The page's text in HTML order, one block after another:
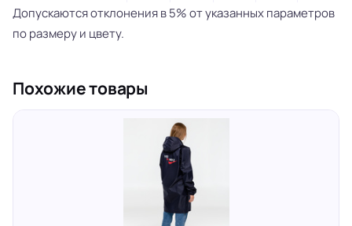
Допускаются отклонения в 5% от указанных параметров
по размеру и цвету.
Похожие товары